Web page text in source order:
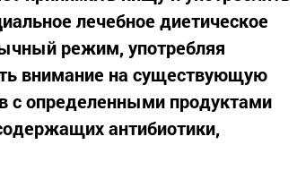
лечебное диетическое
режим, употребляя
внимание на существующую
с определенными продуктами
антибиотики,